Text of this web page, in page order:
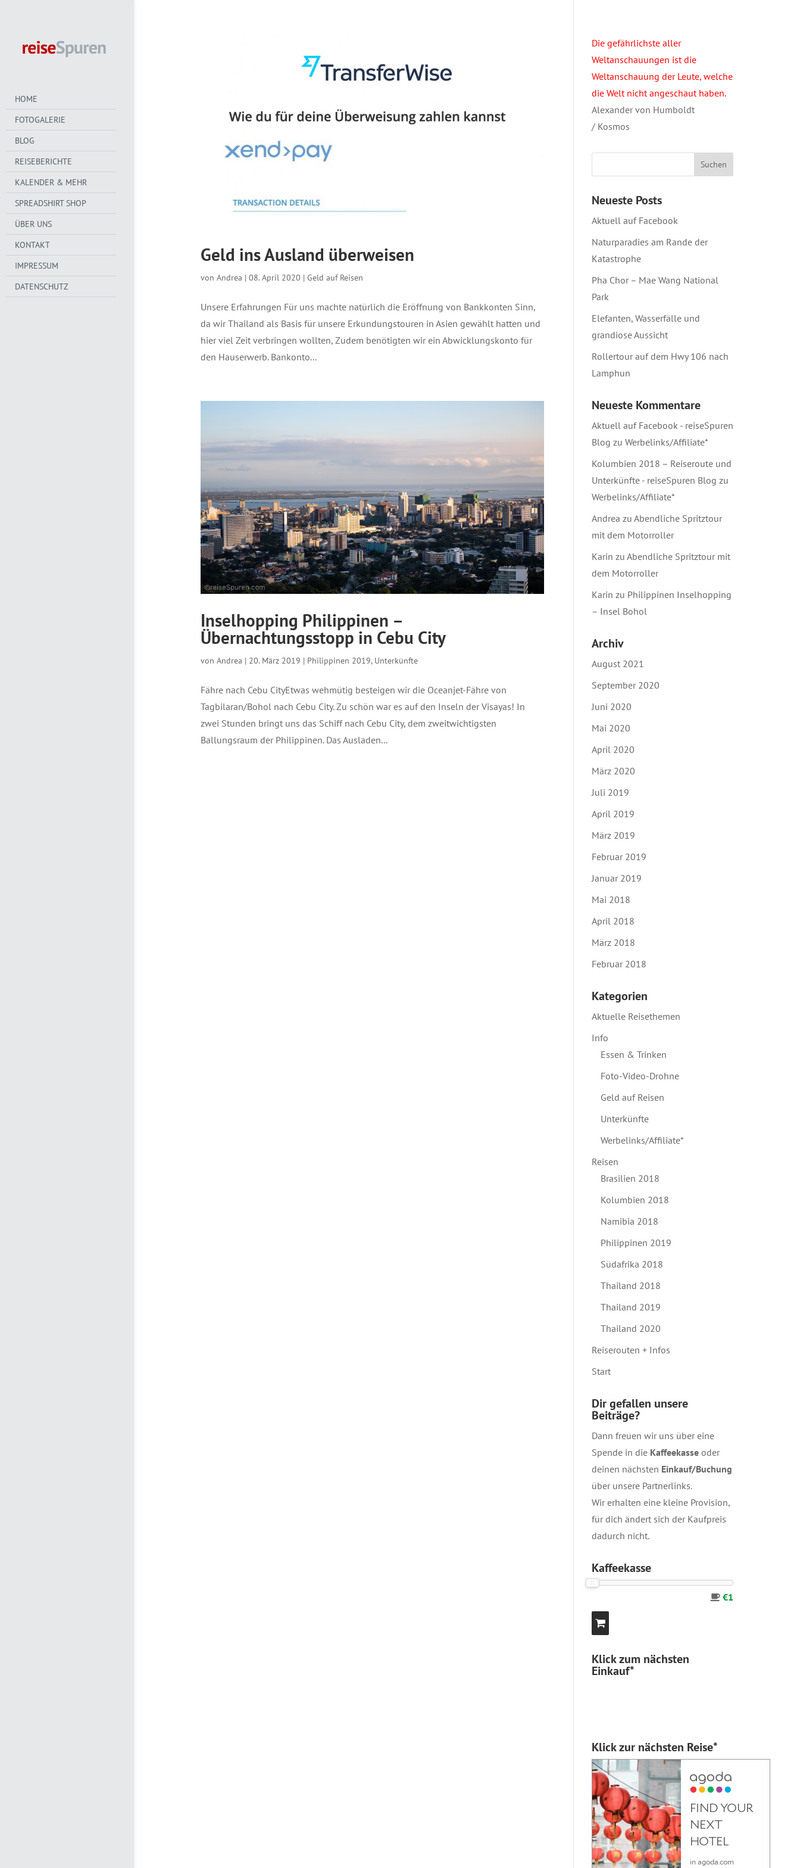
HOME
FOTOGALERIE
BLOG
REISEBERICHTE
KALENDER & MEHR
SPREADSHIRT SHOP
ÜBER UNS
KONTAKT
IMPRESSUM
DATENSCHUTZ
Geld ins Ausland überweisen
von Andrea | 08. April 2020 | Geld auf Reisen
Unsere Erfahrungen Für uns machte natürlich die Eröffnung von Bankkonten Sinn,
da wir Thailand als Basis für unsere Erkundungstouren in Asien gewählt hatten und
hier viel Zeit verbringen wollten, Zudem benötigten wir ein Abwicklungskonto für
den Hauserwerb. Bankonto...
Inselhopping Philippinen –
Übernachtungsstopp in Cebu City
von Andrea | 20. März 2019 | Philippinen 2019, Unterkünfte
Fähre nach Cebu CityEtwas wehmütig besteigen wir die Oceanjet-Fähre von
Tagbilaran/Bohol nach Cebu City. Zu schön war es auf den Inseln der Visayas! In
zwei Stunden bringt uns das Schiff nach Cebu City, dem zweitwichtigsten
Ballungsraum der Philippinen. Das Ausladen...
Die gefährlichste aller
Weltanschauungen ist die
Weltanschauung der Leute, welche
die Welt nicht angeschaut haben.
Alexander von Humboldt
/ Kosmos
Neueste Posts
Aktuell auf Facebook
Naturparadies am Rande der
Katastrophe
Pha Chor – Mae Wang National
Park
Elefanten, Wasserfälle und
grandiose Aussicht
Rollertour auf dem Hwy 106 nach
Lamphun
Neueste Kommentare
Aktuell auf Facebook - reiseSpuren
Blog zu Werbelinks/Affiliate*
Kolumbien 2018 – Reiseroute und
Unterkünfte - reiseSpuren Blog zu
Werbelinks/Affiliate*
Andrea zu Abendliche Spritztour
mit dem Motorroller
Karin zu Abendliche Spritztour mit
dem Motorroller
Karin zu Philippinen Inselhopping
– Insel Bohol
Archiv
August 2021
September 2020
Juni 2020
Mai 2020
April 2020
März 2020
Juli 2019
April 2019
März 2019
Februar 2019
Januar 2019
Mai 2018
April 2018
März 2018
Februar 2018
Kategorien
Aktuelle Reisethemen
Info
Essen & Trinken
Foto-Video-Drohne
Geld auf Reisen
Unterkünfte
Werbelinks/Affiliate*
Reisen
Brasilien 2018
Kolumbien 2018
Namibia 2018
Philippinen 2019
Südafrika 2018
Thailand 2018
Thailand 2019
Thailand 2020
Reiserouten + Infos
Start
Dir gefallen unsere
Beiträge?
Dann freuen wir uns über eine
Spende in die Kaffeekasseoder
deinen nächsten Einkauf/Buchung
über unsere Partnerlinks.
Wir erhalten eine kleine Provision,
für dich ändert sich der Kaufpreis
dadurch nicht.
Kaffeekasse
€1
Klick zum nächsten
Einkauf*
Klick zur nächsten Reise*